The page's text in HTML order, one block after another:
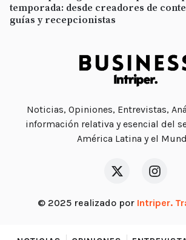
Noticias, Opiniones, Entrevistas,
información relativa y esencial del
América Latina y el
© 2025 realizado por Intriper.
temporada: desde creadores de
guías y recepcionistas